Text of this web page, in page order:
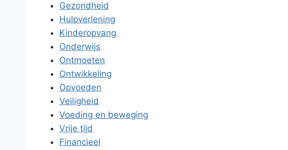
Gezondheid
Hulpverlening
Kinderopvang
Onderwijs
Ontmoeten
Ontwikkeling
Opvoeden
Veiligheid
Voeding en beweging
Vrije tijd
Financieel